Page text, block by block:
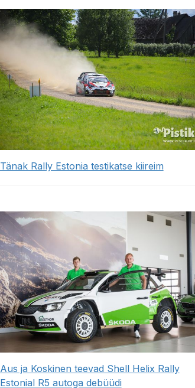
Tänak Rally Estonia testikatse kiireim
Aus ja Koskinen teevad Shell Helix Rally
Estonial R5 autoga debüüdi